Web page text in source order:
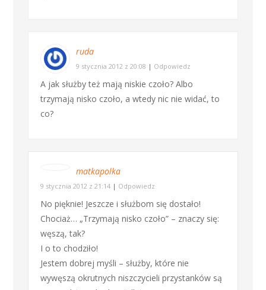
ruda
9 stycznia 2012 z 20:08 | Odpowiedz
A jak służby też mają niskie czoło? Albo
trzymają nisko czoło, a wtedy nic nie widać, to
co?
matkapolka
9 stycznia 2012 z 21:14 | Odpowiedz
No pięknie! Jeszcze i służbom się dostało!
Chociaż… „Trzymają nisko czoło” – znaczy się:
węszą, tak?
I o to chodziło!
Jestem dobrej myśli – służby, które nie
wywęszą okrutnych niszczycieli przystanków są